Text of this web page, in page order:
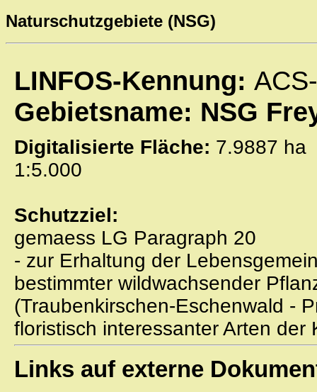
Naturschutzgebiete (NSG)
LINFOS-Kennung:
Gebietsname: NSG
Digitalisierte Fläche: 7.9887
1:5.000
Schutzziel:
gemaess LG Paragraph 20
- zur Erhaltung der
bestimmter wildwachsender
(Traubenkirschen-Eschenwald -
floristisch interessanter Arten der
Links auf externe